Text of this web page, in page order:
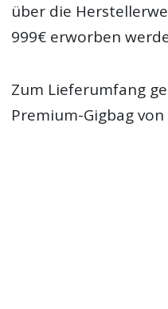
über die
999€ erworben
Zum Lieferumfang
Premium-Gigbag